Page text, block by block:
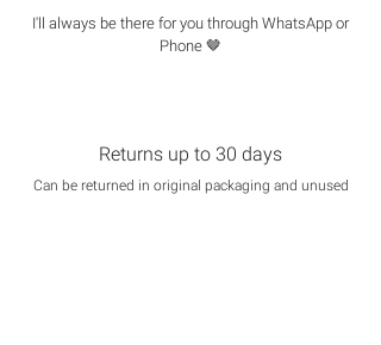
I'll always be there for you through WhatsApp or
Phone 🤎
Returns up to 30 days
Can be returned in original packaging and unused